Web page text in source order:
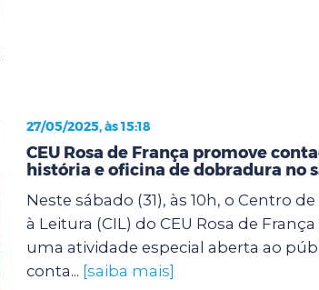
27/05/2025, às 15:18
CEU Rosa de França promove
história e oficina de dobradura no
Neste sábado (31), às 10h, o Centro
à Leitura (CIL) do CEU Rosa de
uma atividade especial aberta ao
conta... [saiba mais]